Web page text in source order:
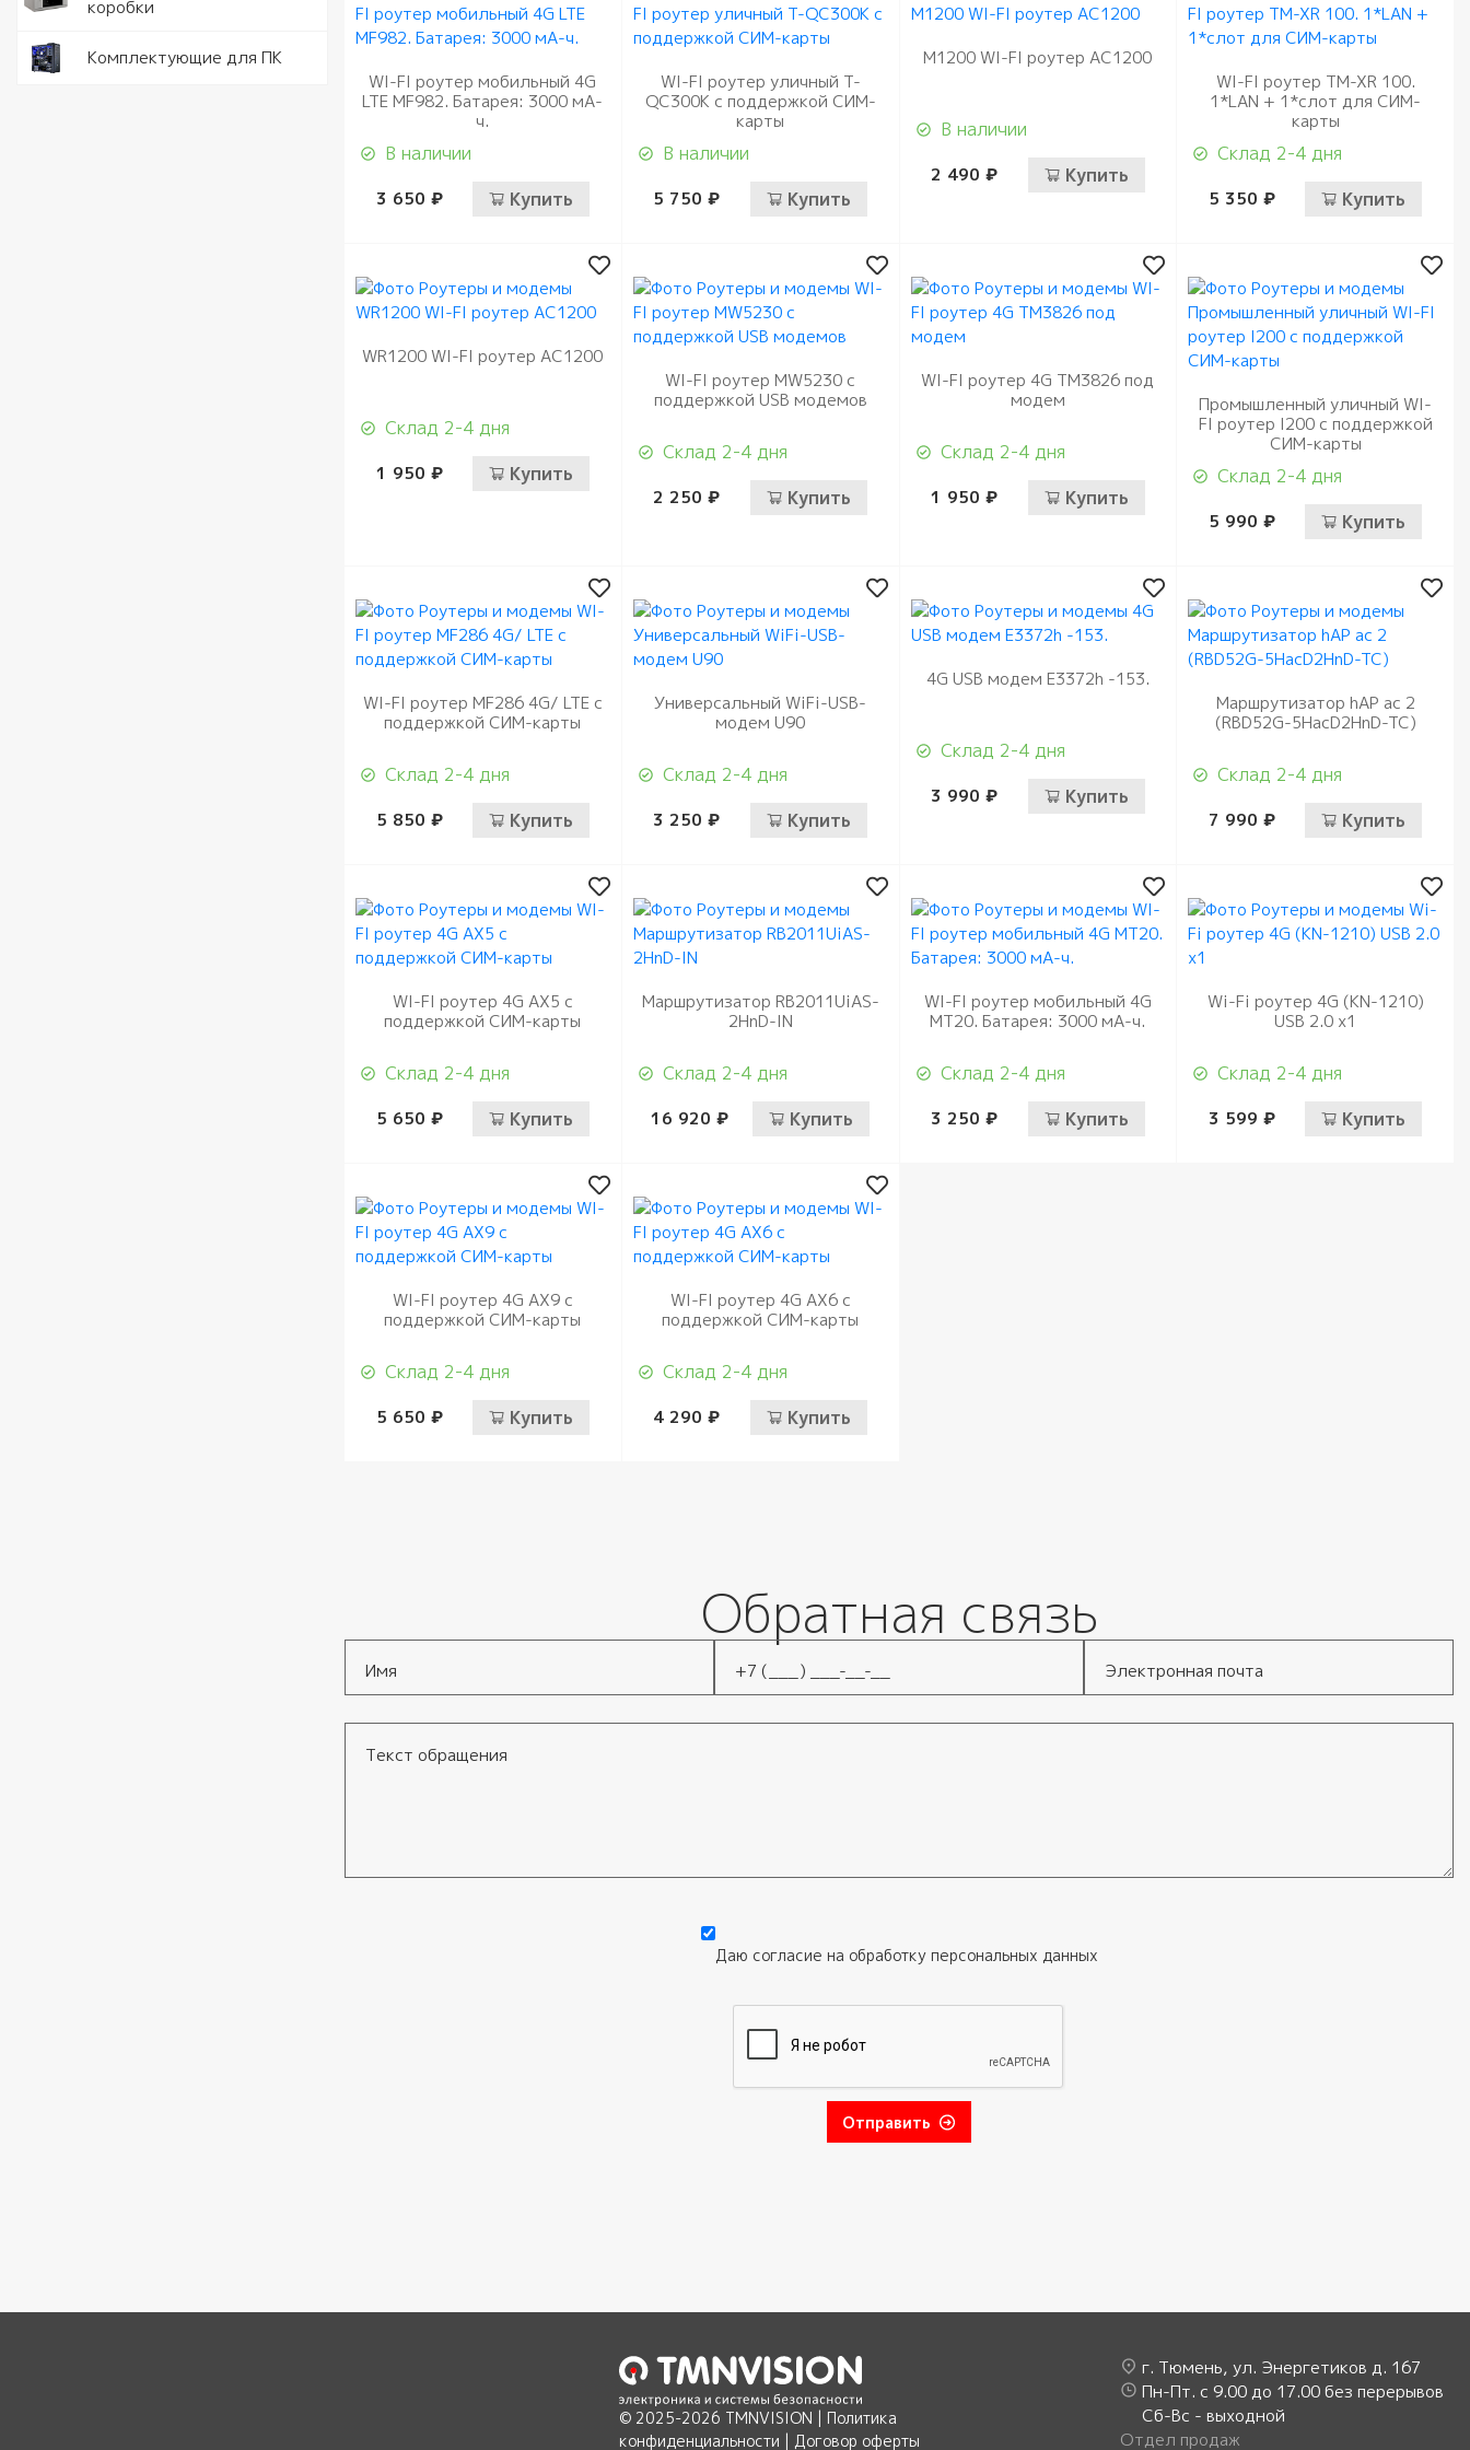
USB Flash память
Крепеж и расходные
материалы
Кабели соединительные и
удлинители
коробки
Шкафы и коробки
Комплектующие для ПК
WI-FI роутер мобильный 4G
LTE MF982. Батарея: 3000 мА-
ч.
В наличии
3 650 ₽ Купить
WI-FI роутер уличный T-
QC300K с поддержкой СИМ-
карты
В наличии
5 750 ₽ Купить
M1200 WI-FI роутер AC1200
В наличии
2 490 ₽ Купить
WI-FI роутер TM-XR 100.
1*LAN + 1*слот для СИМ-
карты
Склад 2-4 дня
5 350 ₽ Купить
WR1200 WI-FI роутер AC1200
Склад 2-4 дня
1 950 ₽ Купить
WI-FI роутер MW5230 с
поддержкой USB модемов
Склад 2-4 дня
2 250 ₽ Купить
WI-FI роутер 4G ТМ3826 под
модем
Склад 2-4 дня
1 950 ₽ Купить
Промышленный уличный WI-
FI роутер I200 с поддержкой
СИМ-карты
Склад 2-4 дня
5 990 ₽ Купить
WI-FI роутер MF286 4G/ LTE с
поддержкой СИМ-карты
Склад 2-4 дня
5 850 ₽ Купить
Универсальный WiFi-USB-
модем U90
Склад 2-4 дня
3 250 ₽ Купить
4G USB модем E3372h -153.
Склад 2-4 дня
3 990 ₽ Купить
Маршрутизатор hAP ac 2
(RBD52G-5HacD2HnD-TC)
Склад 2-4 дня
7 990 ₽ Купить
WI-FI роутер 4G AX5 с
поддержкой СИМ-карты
Склад 2-4 дня
5 650 ₽ Купить
Маршрутизатор RB2011UiAS-
2HnD-IN
Склад 2-4 дня
16 920 ₽ Купить
WI-FI роутер мобильный 4G
MT20. Батарея: 3000 мА-ч.
Склад 2-4 дня
3 250 ₽ Купить
Wi-Fi роутер 4G (KN-1210)
USB 2.0 x1
Склад 2-4 дня
3 599 ₽ Купить
WI-FI роутер 4G AX9 с
поддержкой СИМ-карты
Склад 2-4 дня
5 650 ₽ Купить
WI-FI роутер 4G AX6 с
поддержкой СИМ-карты
Склад 2-4 дня
4 290 ₽ Купить
Обратная связь
Даю согласие на обработку персональных данных
Отправить
© 2025-2026 TMNVISION | Политика
конфиденциальности | Договор оферты
г. Тюмень, ул. Энергетиков д. 167
Пн-Пт. с 9.00 до 17.00 без перерывов
Сб-Вс - выходной
Отдел продаж